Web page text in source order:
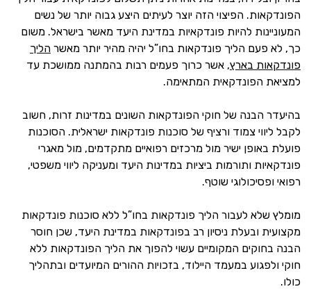
הפונדקאות. הפיצוי הזה יוצר לעיתים היצע גבוה יותר של נשים
המעוניינות להיות פונדקאיות במדינת היעד מאשר בישראל. משום
כך, לא פעם הליך פונדקאות בחו”ל יהיה מהיר יותר מאשר הליך
פונדקאות בארץ, אשר כרוך פעמים רבות בהמתנה ממושכת עד
למציאת הפונדקאית המתאימה.
בהיעדר הבנה של חוקי הפונדקאות השונים במדינות זרות, חשוב
לקבל ליווי צמוד ורציף של סוכנות פונדקאות ישראלית. הסוכנות
פועלת באופן ישיר מול מרכזים רפואיים מתקדמים, מול מאגרי
פונדקאיות ותורמות ביציות במדינות היעד ומעניקה ליווי משפטי,
רפואי ופסיכולוגי שוטף.
מומלץ שלא לעבור הליך פונדקאות בחו”ל ללא סוכנות פונדקאות
מקצועית ובעלת ניסיון רב בפונדקאות במדינת היעד, שכן חוסר
הבנה בחוקים המקומיים עשוי להפוך את הליך הפונדקאות ללא
חוקי ולפגוע במעמד היילוד, בזכויות ההורים המיועדים ובתהליך
כולו.